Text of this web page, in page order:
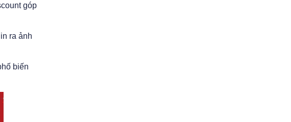
góp
ra ảnh
biến